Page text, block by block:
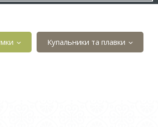
Купальники та плавки